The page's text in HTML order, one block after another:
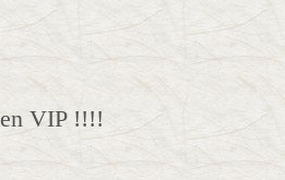
VIP !!!!